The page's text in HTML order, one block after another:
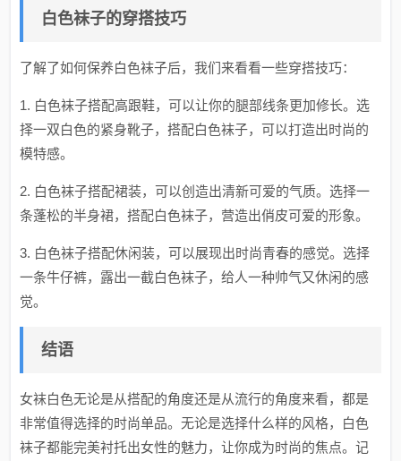
白色袜子的穿搭技巧
了解了如何保养白色袜子后，我们来看看一些穿搭技巧：
1. 白色袜子搭配高跟鞋，可以让你的腿部线条更加修长。选
择一双白色的紧身靴子，搭配白色袜子，可以打造出时尚的
模特感。
2. 白色袜子搭配裙装，可以创造出清新可爱的气质。选择一
条蓬松的半身裙，搭配白色袜子，营造出俏皮可爱的形象。
3. 白色袜子搭配休闲装，可以展现出时尚青春的感觉。选择
一条牛仔裤，露出一截白色袜子，给人一种帅气又休闲的感
觉。
结语
女袜白色无论是从搭配的角度还是从流行的角度来看，都是
非常值得选择的时尚单品。无论是选择什么样的风格，白色
袜子都能完美衬托出女性的魅力，让你成为时尚的焦点。记